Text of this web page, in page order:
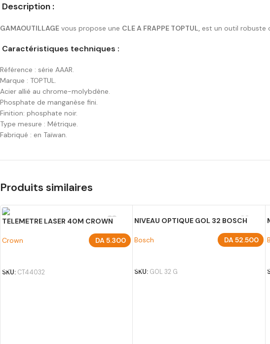
Description :
GAMAOUTILLAGE vous propose une CLE A FRAPPE TOPTUL, est un outil robuste
Caractéristiques techniques :
Référence : série AAAR.
Marque : TOPTUL.
Acier allié au chrome-molybdène.
Phosphate de manganèse fini.
Finition: phosphate noir.
Type mesure : Métrique.
Fabriqué : en Taïwan.
Produits similaires
TELEMETRE LASER 40M CROWN
Crown DA5.300
SKU: CT44032
NIVEAU OPTIQUE GOL 32 BOSCH
Bosch DA52.500
SKU: GOL 32 G